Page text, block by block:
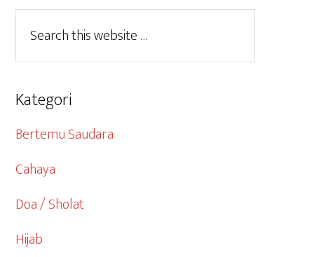
Kategori
Bertemu Saudara
Cahaya
Doa / Sholat
Hijab